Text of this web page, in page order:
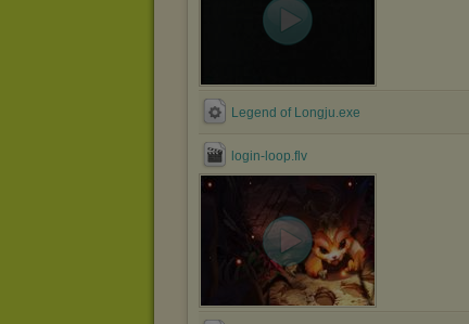
Legend of Longju.exe
login-loop.flv